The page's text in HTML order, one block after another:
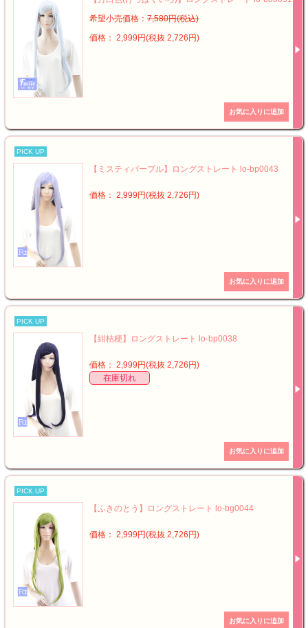
希望小売価格： 7,580円(税込)
価格： 2,999円(税抜 2,726円)
PICK UP
【ミスティパープル】ロングストレート lo-bp0043
価格： 2,999円(税抜 2,726円)
PICK UP
【紺桔梗】ロングストレート lo-bp0038
価格： 2,999円(税抜 2,726円)
在庫切れ
PICK UP
【ふきのとう】ロングストレート lo-bg0044
価格： 2,999円(税抜 2,726円)